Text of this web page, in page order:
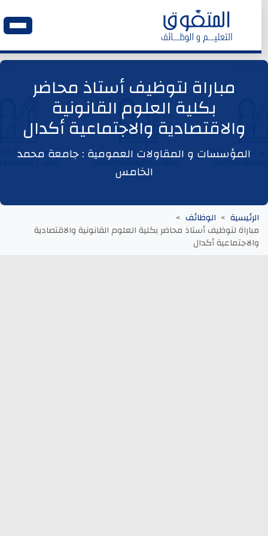
وظائف اليوم
ابحث عن وظيفة
وظائف المؤسسات و المقاولات العمومية
وظائف مصالح الدولة
مباراة لتوظيف أستاذ محاضر
بكلية العلوم القانونية
والاقتصادية والاجتماعية أكدال
المؤسسات و المقاولات العمومية : جامعة محمد
الخامس
الرئيسية الوظائف
مباراة لتوظيف أستاذ محاضر بكلية العلوم القانونية والاقتصادية
والاجتماعية أكدال